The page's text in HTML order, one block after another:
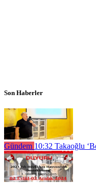
Son Haberler
Gündem 10:32 Takaoğlu